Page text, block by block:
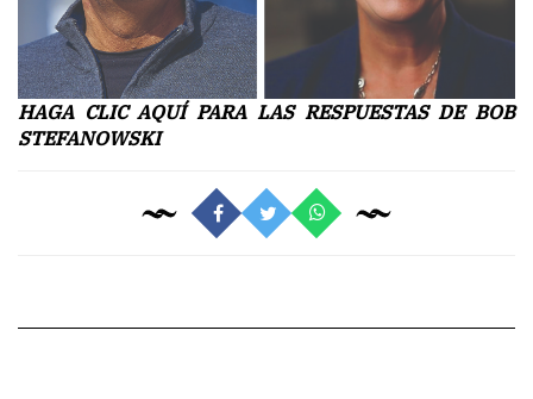
HAGA CLIC AQUÍ PARA LAS RESPUESTAS DE BOB
STEFANOWSKI